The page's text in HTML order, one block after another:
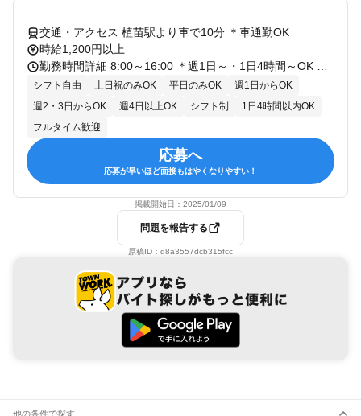
交通・アクセス 植苗駅より車で10分 ＊車通勤OK
時給1,200円以上
シフト自由 土日祝のみOK 平日のみOK
週1日からOK
週2・3日からOK
週4日以上OK シフト制
1日4時間以内OK
フルタイム歓迎
応募へ
応募が早いほど面接もはやくなりやすい！
掲載開始日： 2025/01/09
問題を報告する
原稿ID： d8a3557dcb315fcc
他の条件で探す